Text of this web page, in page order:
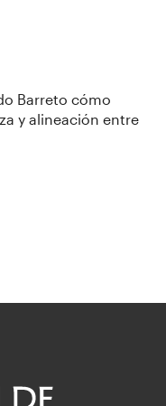
Barreto cómo
y alineación entre